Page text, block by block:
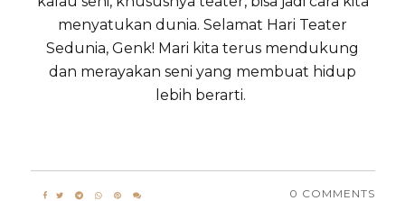
menyatukan dunia. Selamat Hari Teater
Sedunia, Genk! Mari kita terus mendukung
dan merayakan seni yang membuat hidup
lebih berarti.
0 COMMENTS